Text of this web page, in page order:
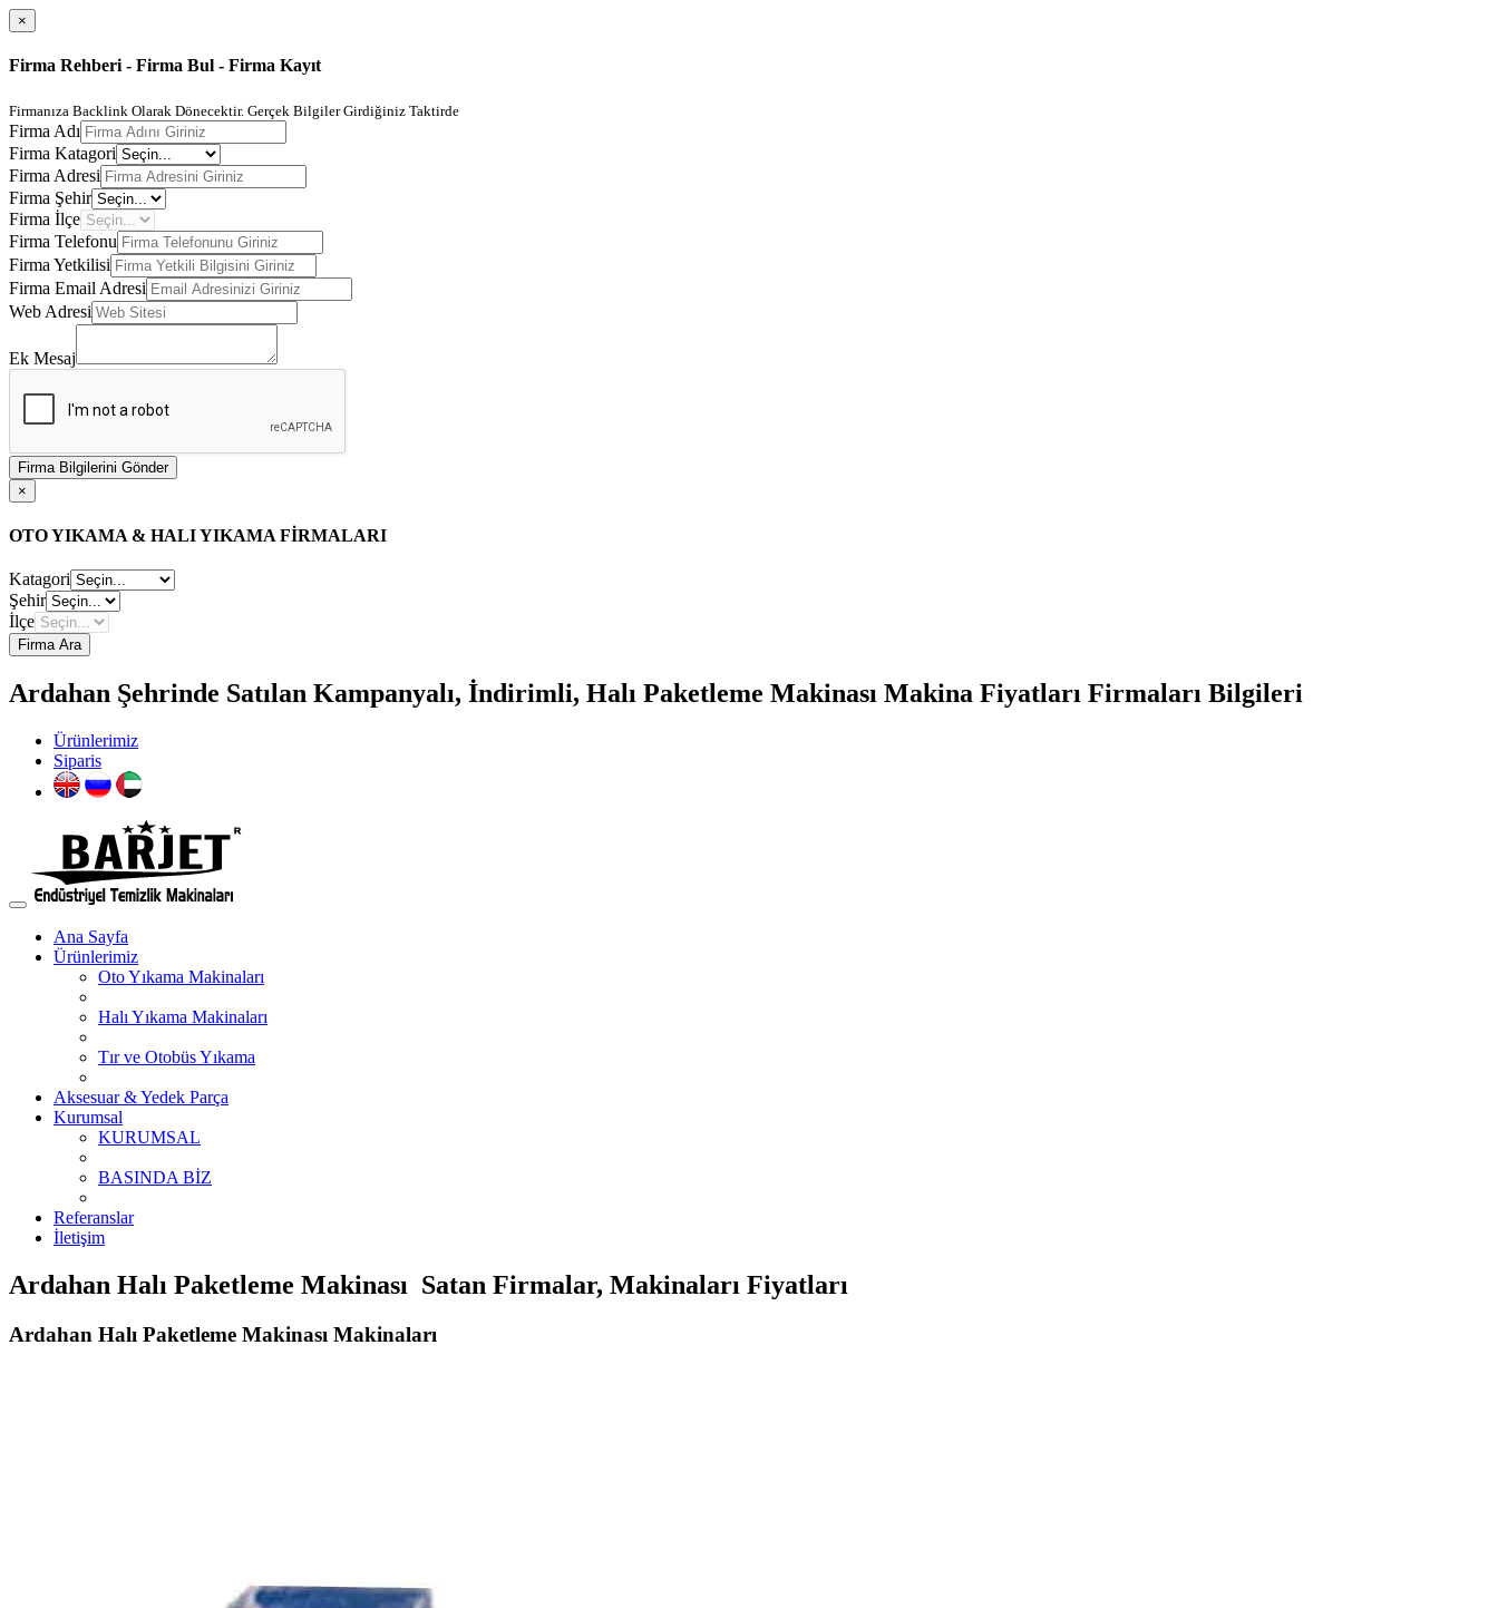
×
Firma Rehberi - Firma Bul - Firma Kayıt
Firmanıza Backlink Olarak Dönecektir. Gerçek Bilgiler Girdiğiniz Taktirde
Firma Adı
Firma Katagori
Firma Adresi
Firma Şehir
Firma İlçe
Firma Telefonu
Firma Yetkilisi
Firma Email Adresi
Web Adresi
Ek Mesaj
Firma Bilgilerini Gönder
×
OTO YIKAMA & HALI YIKAMA FİRMALARI
Katagori
Şehir
İlçe
Firma Ara
Ardahan Şehrinde Satılan Kampanyalı, İndirimli, Halı Paketleme Makinası Makina Fiyatları Firmaları Bilgileri
Ürünlerimiz
Siparis
Ana Sayfa
Ürünlerimiz
Oto Yıkama Makinaları
Halı Yıkama Makinaları
Tır ve Otobüs Yıkama
Aksesuar & Yedek Parça
Kurumsal
KURUMSAL
BASINDA BİZ
Referanslar
İletişim
Ardahan Halı Paketleme Makinası Satan Firmalar, Makinaları Fiyatları
Ardahan Halı Paketleme Makinası Makinaları